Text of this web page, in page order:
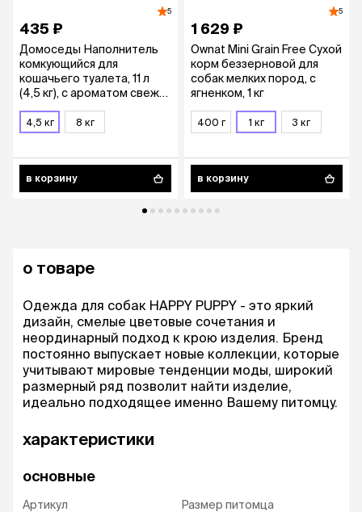
5
435 ₽
Домоседы Наполнитель
комкующийся для
кошачьего туалета, 11 л
(4,5 кг), с ароматом свежих
4,5 кг 8 кг
в корзину
5
1 629 ₽
Ownat Mini Grain Free Сухой
корм беззерновой для
собак мелких пород, с
ягненком, 1 кг
400 г 1 кг 3 кг
в корзину
о товаре
Одежда для собак HAPPY PUPPY - это яркий
дизайн, смелые цветовые сочетания и
неординарный подход к крою изделия. Бренд
постоянно выпускает новые коллекции, которые
учитывают мировые тенденции моды, широкий
размерный ряд позволит найти изделие,
идеально подходящее именно Вашему питомцу.
характеристики
основные
Артикул
Размер питомца